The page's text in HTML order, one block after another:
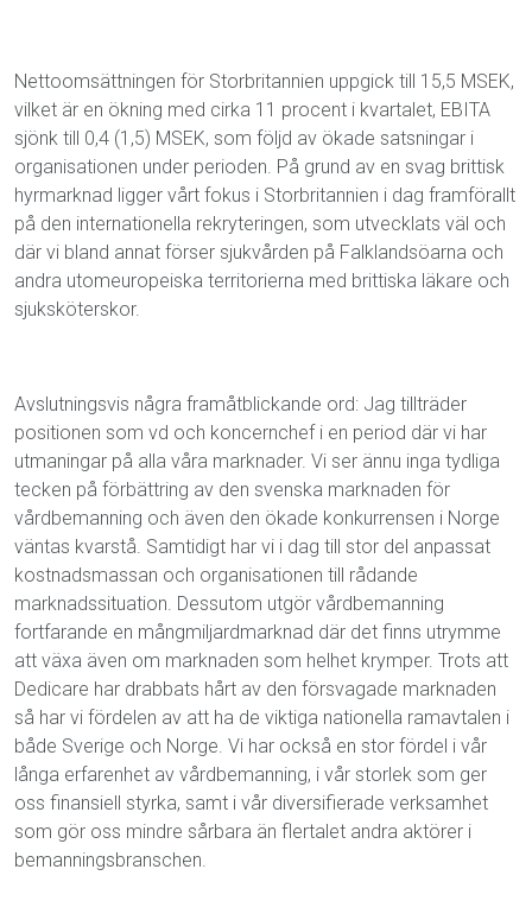
Nettoomsättningen för Storbritannien uppgick till 15,5 MSEK,
vilket är en ökning med cirka 11 procent i kvartalet, EBITA
sjönk till 0,4 (1,5) MSEK, som följd av ökade satsningar i
organisationen under perioden. På grund av en svag brittisk
hyrmarknad ligger vårt fokus i Storbritannien i dag framförallt
på den internationella rekryteringen, som utvecklats väl och
där vi bland annat förser sjukvården på Falklandsöarna och
andra utomeuropeiska territorierna med brittiska läkare och
sjuksköterskor.
Avslutningsvis några framåtblickande ord: Jag tillträder
positionen som vd och koncernchef i en period där vi har
utmaningar på alla våra marknader. Vi ser ännu inga tydliga
tecken på förbättring av den svenska marknaden för
vårdbemanning och även den ökade konkurrensen i Norge
väntas kvarstå. Samtidigt har vi i dag till stor del anpassat
kostnadsmassan och organisationen till rådande
marknadssituation. Dessutom utgör vårdbemanning
fortfarande en mångmiljardmarknad där det finns utrymme
att växa även om marknaden som helhet krymper. Trots att
Dedicare har drabbats hårt av den försvagade marknaden
så har vi fördelen av att ha de viktiga nationella ramavtalen i
både Sverige och Norge. Vi har också en stor fördel i vår
långa erfarenhet av vårdbemanning, i vår storlek som ger
oss finansiell styrka, samt i vår diversifierade verksamhet
som gör oss mindre sårbara än flertalet andra aktörer i
bemanningsbranschen.